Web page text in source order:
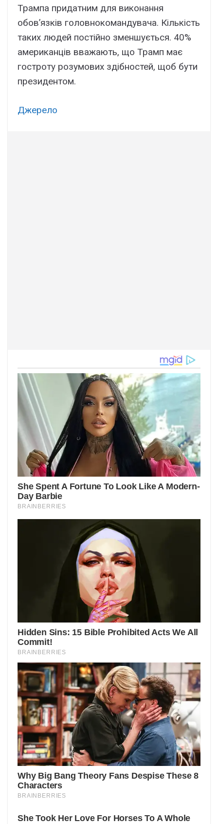
Трампа придатним для виконання
обов’язків головнокомандувача. Кількість
таких людей постійно зменшується. 40%
американців вважають, що Трамп має
гостроту розумових здібностей, щоб бути
президентом.
Джерело